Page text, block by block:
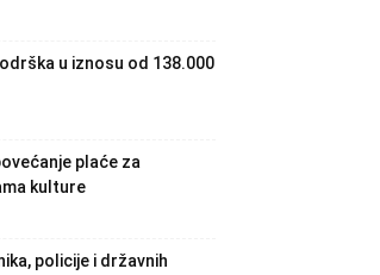
u iznosu od 138.000
plaće za
kulture
policije i državnih